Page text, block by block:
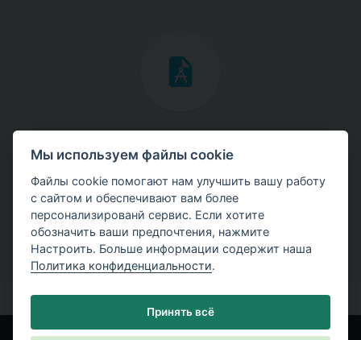
Скачайте мануалы с теоретическими и практическими
примерами использования программ.
Мы используем файлы cookie
Файлы cookie помогают нам улучшить вашу работу
с сайтом и обеспечивают вам более
персонализированй сервис. Если хотите
обозначить ваши предпочтения, нажмите
Настроить. Больше информации содержит наша
Политика конфиденциальности.
Принять всё